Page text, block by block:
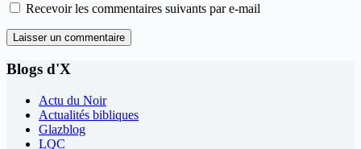
Recevoir les commentaires suivants par e-mail
Laisser un commentaire
Blogs d'X
Actu du Noir
Actualités bibliques
Glazblog
LQC